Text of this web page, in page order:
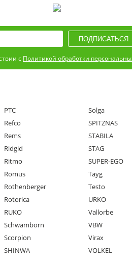
с Политикой обработки
PTC
Refco
Rems
Ridgid
Ritmo
Romus
Rothenberger
Rotorica
RUKO
Schwamborn
Scorpion
SHINWA
Solga
SPITZNAS
STABILA
STAG
SUPER-EGO
Tayg
Testo
URKO
Vallorbe
VBW
Virax
VOLKEL